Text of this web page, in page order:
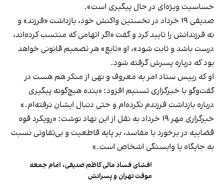
حساسیت ویژه‌ای در حال پیگیری است».
صدیقی ۱۹ خرداد در نخستین واکنش خود، بازداشت «فرزند» و
نه فرزندانش را تایید کرد و گفت «اگر اتهامی که منتسب کرده‌اند،
درست باشد و ثابت شود»، او «تابع» هر تصمیم قانونی خواهد
بود که درباره پسرش گرفته شود.
او که رییس ستاد امر به معروف و نهی از منکر هم هست در
گفت‌وگو با خبرگزاری تسنیم افزود: «بنده هیچ‌گونه پیگیری
درباره بازداشت فرزندم نکرده‌ام و حتی دنبال ایشان نرفته‌ام.»
خبرگزاری مهر ۱۹ خرداد به نقل از این نهاد نوشت: «رویکرد قوه
قضاییه در برخورد با مفاسد، بر پایه قاطعیت و بی‌تفاوتی نسبت
به جایگاه یا وابستگی اشخاص است.»
افشای فساد مالی کاظم صدیقی، امام جمعه
موقت تهران و پسرانش